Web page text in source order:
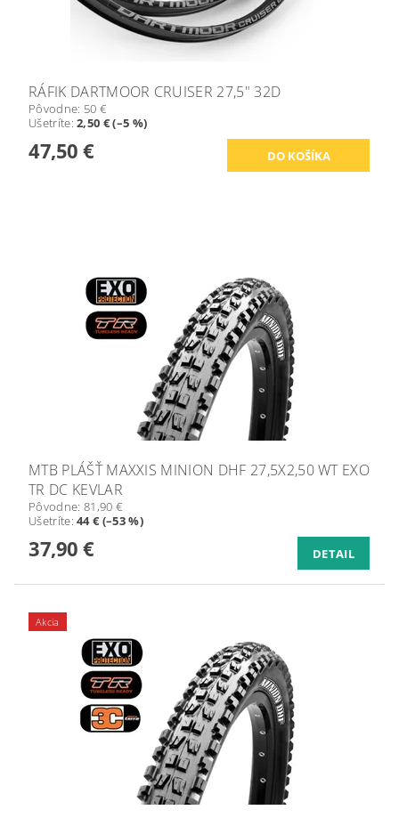
RÁFIK DARTMOOR CRUISER 27,5" 32D
Pôvodne: 50 €
Ušetríte:2,50 € (–5 %)
47,50 €
MTB PLÁŠŤ MAXXIS MINION DHF 27,5X2,50 WT EXO
TR DC KEVLAR
Pôvodne: 81,90 €
Ušetríte:44 € (–53 %)
37,90 € DETAIL
Akcia